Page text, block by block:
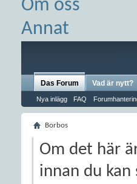
Om oss
Annat
Das Forum
Nya inlägg FAQ
Vad är nytt?
Borbos
Om det här
innan du kan